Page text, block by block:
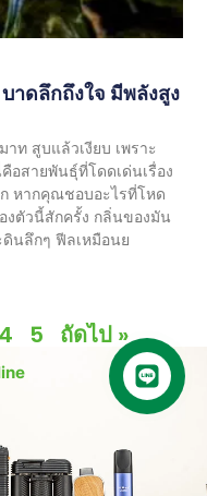
ดลึกถึงใจ มีพลังสูง
ท สูบแล้วเงียบ เพราะ
สายพันธุ์ที่โดดเด่นเรื่อง
หากคุณชอบอะไรที่โหด
ตัวนี้สักครั้ง กลิ่นของมัน
ดินลึกๆ ฟีลเหมือนย
4 5 ถัดไป »
คุยกับเฮีย